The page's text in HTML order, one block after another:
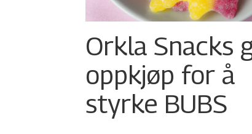
Orkla Snacks
oppkjøp for å
styrke BUBS